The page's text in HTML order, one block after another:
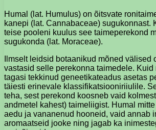
Humal (lat. Humulus) on õitsvate
kanepi (lat. Cannabaceae) sugukonnast.
teise pooleni kuulus see taimeperekond
sugukonda (lat. Moraceae).
Ilmselt leidsid botaanikud mõned välised
vastasid selle perekonna taimedele. Kuid
tagasi tekkinud geneetikateadus asetas
täiesti erinevale klassifikatsiooniriiulile.
teha, sest perekond koosneb vaid
andmetel kahest) taimeliigist. Humal
aedu ja vananenud hooneid, vaid annab
aromaatseid jooke ning jagab ka